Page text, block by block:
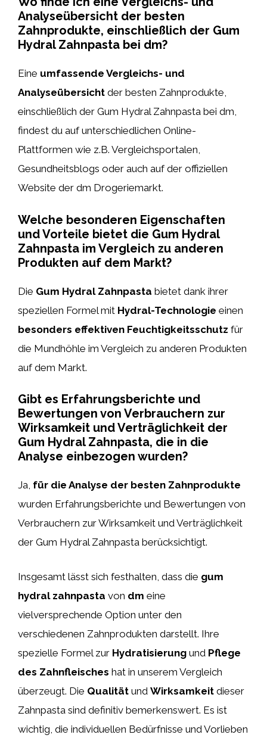
Analyseübersicht der besten
Zahnprodukte, einschließlich der Gum
Hydral Zahnpasta bei dm?
Eine umfassende Vergleichs- und
Analyseübersicht der besten Zahnprodukte,
einschließlich der Gum Hydral Zahnpasta bei dm,
findest du auf unterschiedlichen Online-
Plattformen wie z.B. Vergleichsportalen,
Gesundheitsblogs oder auch auf der offiziellen
Website der dm Drogeriemarkt.
Welche besonderen Eigenschaften
und Vorteile bietet die Gum Hydral
Zahnpasta im Vergleich zu anderen
Produkten auf dem Markt?
Die Gum Hydral Zahnpasta bietet dank ihrer
speziellen Formel mit Hydral-Technologie einen
besonders effektiven Feuchtigkeitsschutz für
die Mundhöhle im Vergleich zu anderen Produkten
auf dem Markt.
Gibt es Erfahrungsberichte und
Bewertungen von Verbrauchern zur
Wirksamkeit und Verträglichkeit der
Gum Hydral Zahnpasta, die in die
Analyse einbezogen wurden?
Ja, für die Analyse der besten Zahnprodukte
wurden Erfahrungsberichte und Bewertungen von
Verbrauchern zur Wirksamkeit und Verträglichkeit
der Gum Hydral Zahnpasta berücksichtigt.
Insgesamt lässt sich festhalten, dass die gum
hydral zahnpasta von dm eine
vielversprechende Option unter den
verschiedenen Zahnprodukten darstellt. Ihre
spezielle Formel zur Hydratisierung und Pflege
des Zahnfleisches hat in unserem Vergleich
überzeugt. Die Qualität und Wirksamkeit dieser
Zahnpasta sind definitiv bemerkenswert. Es ist
wichtig, die individuellen Bedürfnisse und Vorlieben